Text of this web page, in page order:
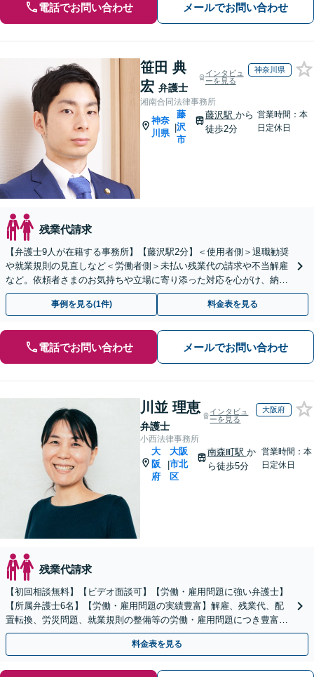
電話でお問い合わせ メールでお問い合わせ
笹田 典
宏 弁護士
インタビュ
ーを見る
神奈川県
湘南合同法律事務所
神奈
川県
|
藤
沢
市
藤沢駅 から
徒歩2分
営業時間：本
日定休日
残業代請求
【弁護士9人が在籍する事務所】【藤沢駅2分】＜使用者側＞退職勧奨
や就業規則の見直しなど＜労働者側＞未払い残業代の請求や不当解雇
など。依頼者さまのお気持ちや立場に寄り添った対応を心がけ、納得
感のある解決を目指します
事例を見る(1件) 料金表を見る
電話でお問い合わせ メールでお問い合わせ
川並 理恵
弁護士
インタビュ
ーを見る
大阪府
小西法律事務所
大
阪
府
|
大阪
市北
区
南森町駅 か
ら徒歩5分
営業時間：本
日定休日
残業代請求
【初回相談無料】【ビデオ面談可】【労働・雇用問題に強い弁護士】
【所属弁護士6名】【労働・雇用問題の実績豊富】解雇、残業代、配
置転換、労災問題、就業規則の整備等の労働・雇用問題につき豊富な
対応実績【完全個室対応】
料金表を見る